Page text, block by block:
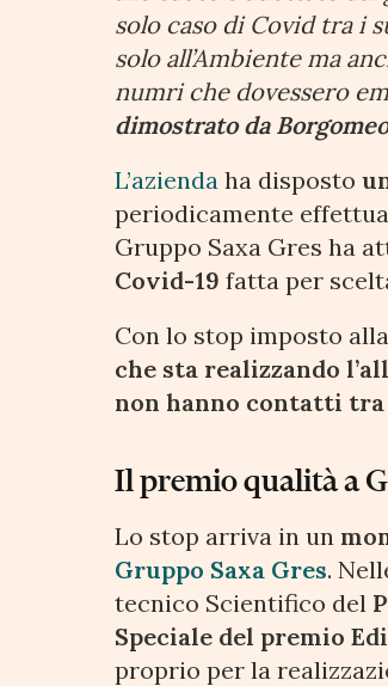
solo caso di Covid tra i
solo all’Ambiente ma
numri che dovessero
dimostrato da
L’azienda ha disposto
periodicamente
Gruppo Saxa Gres ha
Covid-19 fatta per
Con lo stop imposto
che sta realizzando
non hanno contatti
Il premio qualità a
Lo stop arriva in un
Gruppo Saxa Gres.
tecnico Scientifico del
Speciale del premio
proprio per la